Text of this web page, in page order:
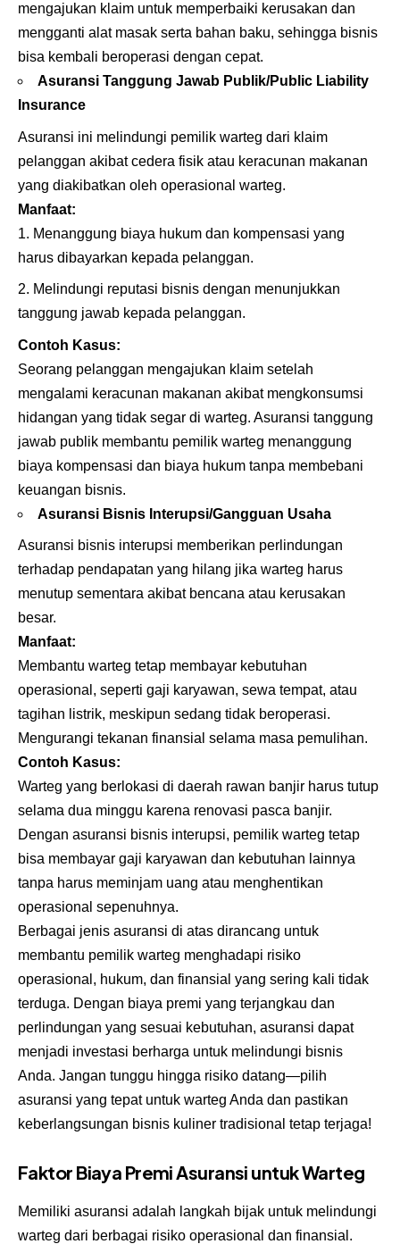
mengajukan klaim untuk memperbaiki kerusakan dan
mengganti alat masak serta bahan baku, sehingga bisnis
bisa kembali beroperasi dengan cepat.
Asuransi Tanggung Jawab Publik/Public Liability
Insurance
Asuransi ini melindungi pemilik warteg dari klaim
pelanggan akibat cedera fisik atau keracunan makanan
yang diakibatkan oleh operasional warteg.
Manfaat:
Menanggung biaya hukum dan kompensasi yang
harus dibayarkan kepada pelanggan.
Melindungi reputasi bisnis dengan menunjukkan
tanggung jawab kepada pelanggan.
Contoh Kasus:
Seorang pelanggan mengajukan klaim setelah
mengalami keracunan makanan akibat mengkonsumsi
hidangan yang tidak segar di warteg. Asuransi tanggung
jawab publik membantu pemilik warteg menanggung
biaya kompensasi dan biaya hukum tanpa membebani
keuangan bisnis.
Asuransi Bisnis Interupsi/Gangguan Usaha
Asuransi bisnis interupsi memberikan perlindungan
terhadap pendapatan yang hilang jika warteg harus
menutup sementara akibat bencana atau kerusakan
besar.
Manfaat:
Membantu warteg tetap membayar kebutuhan
operasional, seperti gaji karyawan, sewa tempat, atau
tagihan listrik, meskipun sedang tidak beroperasi.
Mengurangi tekanan finansial selama masa pemulihan.
Contoh Kasus:
Warteg yang berlokasi di daerah rawan banjir harus tutup
selama dua minggu karena renovasi pasca banjir.
Dengan asuransi bisnis interupsi, pemilik warteg tetap
bisa membayar gaji karyawan dan kebutuhan lainnya
tanpa harus meminjam uang atau menghentikan
operasional sepenuhnya.
Berbagai jenis asuransi di atas dirancang untuk
membantu pemilik warteg menghadapi risiko
operasional, hukum, dan finansial yang sering kali tidak
terduga. Dengan biaya premi yang terjangkau dan
perlindungan yang sesuai kebutuhan, asuransi dapat
menjadi investasi berharga untuk melindungi bisnis
Anda. Jangan tunggu hingga risiko datang—pilih
asuransi yang tepat untuk warteg Anda dan pastikan
keberlangsungan bisnis kuliner tradisional tetap terjaga!
Faktor Biaya Premi Asuransi untuk Warteg
Memiliki asuransi adalah langkah bijak untuk melindungi
warteg dari berbagai risiko operasional dan finansial.